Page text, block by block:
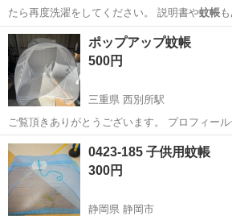
たら再度洗濯をしてください。 説明書や蚊帳も
いたしますので…
茨城 牛久市 ひたち野うしく駅
ポップアップ蚊帳
500円
三重県 西別所駅
ご覧頂きありがとうございます。 プロフィール
【商品説明】 ■仕様 ・メーカー：ご覧頂きありがとうございます。 プ
ロフィール一読お願い致します。 【商品説明】 ■仕様 ・メーカー： ■
状態 ・使...
三重 桑名市 西別所駅 その他
0423-185 子供用蚊帳
300円
静岡県 静岡市